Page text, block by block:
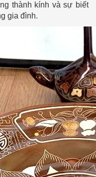
thành kính và sự biết
gia đình.